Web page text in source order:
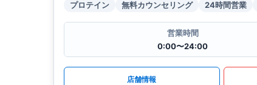
プロテイン
無料カウンセリング 24時間営業
営業時間
0:00〜24:00
店舗情報